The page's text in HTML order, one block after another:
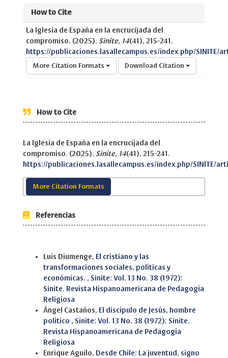
How to Cite
La Iglesia de España en la encrucijada del
compromiso. (2025). Sinite, 14(41), 215-241.
https://publicaciones.lasallecampus.es/index.php/SINITE/
More Citation Formats Download Citation
How to Cite
La Iglesia de España en la encrucijada del
compromiso. (2025). Sinite, 14(41), 215-241.
https://publicaciones.lasallecampus.es/index.php/SINITE/
More Citation Formats
Referencias
Luis Diumenge, El cristiano y las
transformaciones sociales, políticas y
económicas. , Sinite: Vol. 13 No. 38 (1972):
Sinite. Revista Hispanoamericana de Pedagogía
Religiosa
Ángel Castaños, El discípulo de Jesús, hombre
político , Sinite: Vol. 13 No. 38 (1972): Sinite.
Revista Hispanoamericana de Pedagogía
Religiosa
Enrique Aguilo, Desde Chile: La juventud, signo